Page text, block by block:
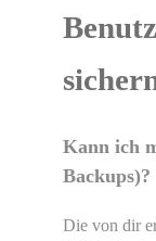
Kann ich
Backups)?
Die von dir